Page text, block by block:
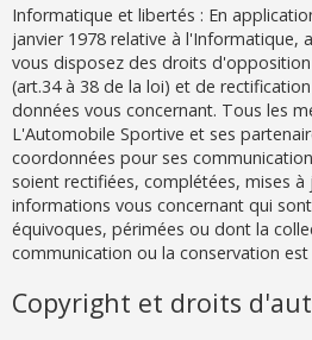
Informatique et libertés : En
janvier 1978 relative à l'Informatique,
vous disposez des droits
(art.34 à 38 de la loi) et de
données vous concernant. Tous les
L'Automobile Sportive et ses
coordonnées pour ses
soient rectifiées, complétées, mises
informations vous concernant qui
équivoques, périmées ou dont la
communication ou la conservation
Copyright et droits